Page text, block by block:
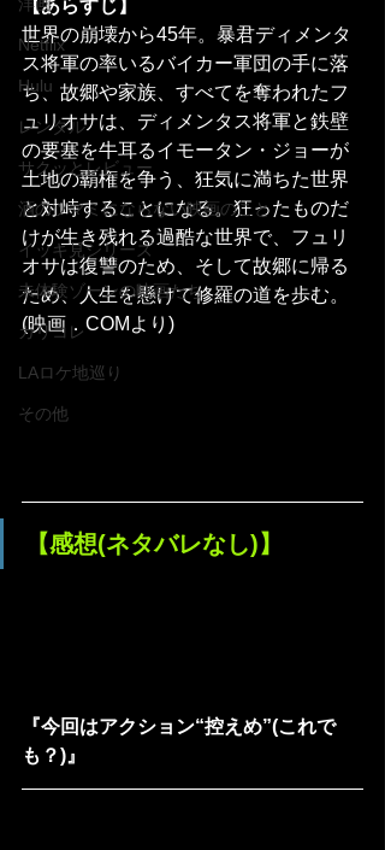
Netflix
Hulu
レンタル
サクッとレビュー
酒のツマミにならない映画のこと
イッキ見シリーズ
未体験ゾーンの映画たち
カリコレ
LAロケ地巡り
その他
【あらすじ】
世界の崩壊から45年。暴君ディメンタ
ス将軍の率いるバイカー軍団の手に落
ち、故郷や家族、すべてを奪われたフ
ュリオサは、ディメンタス将軍と鉄壁
の要塞を牛耳るイモータン・ジョーが
土地の覇権を争う、狂気に満ちた世界
と対峙することになる。狂ったものだ
けが生き残れる過酷な世界で、フュリ
オサは復讐のため、そして故郷に帰る
ため、人生を懸けて修羅の道を歩む。
(映画．COMより)
【感想(ネタバレなし)】
『今回はアクション“控えめ”(これで
も？)』